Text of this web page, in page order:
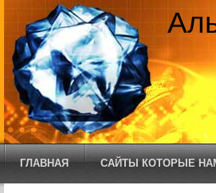
ГЛАВНАЯ САЙТЫ КОТОРЫЕ